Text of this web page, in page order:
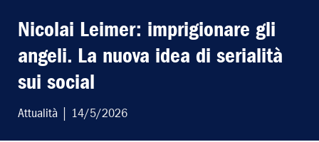
Nicolai Leimer: imprigionare gli
angeli. La nuova idea di serialità
sui social
Attualità | 14/5/2026